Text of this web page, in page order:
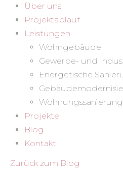
Über uns
Projektablauf
Leistungen
Wohngebäude
Gewerbe- und
Energetische
Wohnungssanierung
Projekte
Blog
Kontakt
Zurück zum Blog